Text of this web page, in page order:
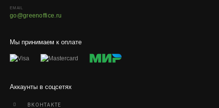
Мы принимаем к оплате
Аккаунты в соцсетях
ВКОНТАКТЕ
EMAIL
go@greenoffice.ru